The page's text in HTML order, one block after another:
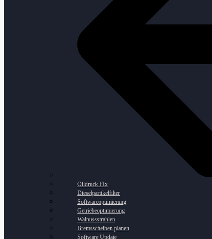
Oildruck FIx
Dieselpartikelfilter
Softwareoptimierung
Getriebeoptimierung
Walnussstrahlen
Bremsscheiben planen
Software Update